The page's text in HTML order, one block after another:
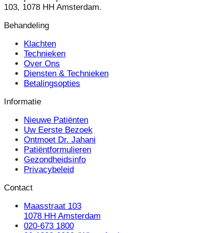
103, 1078 HH Amsterdam.
Behandeling
Klachten
Technieken
Over Ons
Diensten & Technieken
Betalingsopties
Informatie
Nieuwe Patiënten
Uw Eerste Bezoek
Ontmoet Dr. Jahani
Patiëntformulieren
Gezondheidsinfo
Privacybeleid
Contact
Maasstraat 103
1078 HH Amsterdam
020-673 1800